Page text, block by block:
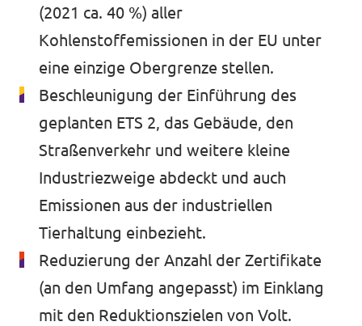
🇦🇹 Volt Österreich
🇬🇧 Volt UK
... and nach esou vill méi!
Gëff Member
Spenden
Volt shop (merch)
Volt Luxembourg Internal
(2021 ca. 40 %) aller
Kohlenstoffemissionen in der EU unter
eine einzige Obergrenze stellen.
Beschleunigung der Einführung des
geplanten ETS 2, das Gebäude, den
Straßenverkehr und weitere kleine
Industriezweige abdeckt und auch
Emissionen aus der industriellen
Tierhaltung einbezieht.
Reduzierung der Anzahl der Zertifikate
(an den Umfang angepasst) im Einklang
mit den Reduktionszielen von Volt.